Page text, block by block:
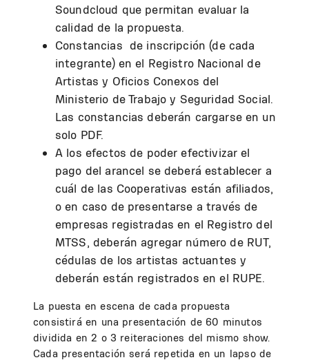
Soundcloud que permitan evaluar la
calidad de la propuesta.
Constancias de inscripción (de cada
integrante) en el Registro Nacional de
Artistas y Oficios Conexos del
Ministerio de Trabajo y Seguridad Social.
Las constancias deberán cargarse en un
solo PDF.
A los efectos de poder efectivizar el
pago del arancel se deberá establecer a
cuál de las Cooperativas están afiliados,
o en caso de presentarse a través de
empresas registradas en el Registro del
MTSS, deberán agregar número de RUT,
cédulas de los artistas actuantes y
deberán están registrados en el RUPE.
La puesta en escena de cada propuesta
consistirá en una presentación de 60 minutos
dividida en 2 o 3 reiteraciones del mismo show.
Cada presentación será repetida en un lapso de